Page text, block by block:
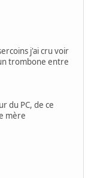
j'ai cru voir
trombone entre
du PC, de ce
mère